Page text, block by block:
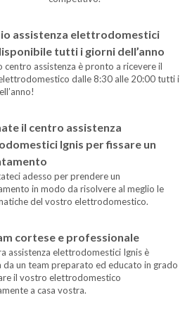
assistenza elettrodomestici
tutti i giorni dell’anno
centro assistenza è pronto a ricevere il
dalle 8:30 alle 20:00 tutti i
il centro assistenza
Ignis per fissare un
adesso per prendere un
in modo da risolvere al meglio le
del vostro elettrodomestico.
cortese e professionale
assistenza elettrodomestici Ignis è
da un team preparato ed educato in grado
il vostro elettrodomestico
a casa vostra.